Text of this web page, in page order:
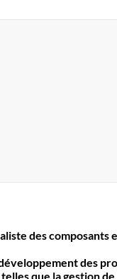
des
des
que la gestion